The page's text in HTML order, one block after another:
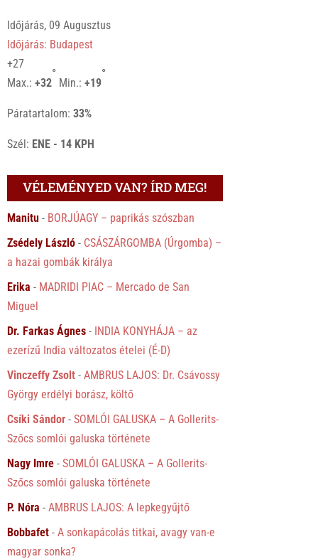
Időjárás, 09 Augusztus
Időjárás: Budapest
+27
Max.:+32
°
Min.:+19
°
Páratartalom:33%
Szél: ENE - 14 KPH
VÉLEMÉNYED VAN? ÍRD MEG!
Manitu - BORJÚAGY – paprikás szószban
Zsédely László - CSÁSZÁRGOMBA (Úrgomba) –
a hazai gombák királya
Erika - MADRIDI PIAC – Mercado de San
Miguel
Dr. Farkas Ágnes - INDIA KONYHÁJA – az
ezerízű India változatos ételei (É-D)
Vinczeffy Zsolt -AMBRUS LAJOS: Dr. Csávossy
György erdélyi borász, költő
Csíki Sándor -SOMLÓI GALUSKA – A Gollerits-
Szőcs somlói galuska története
Nagy Imre -SOMLÓI GALUSKA – A Gollerits-
Szőcs somlói galuska története
P. Nóra -AMBRUS LAJOS: A lepkegyűjtő
Bobbafet -A sonkapácolás titkai, avagy van-e
magyar sonka?